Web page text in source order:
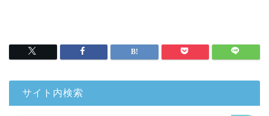
サイト内検索